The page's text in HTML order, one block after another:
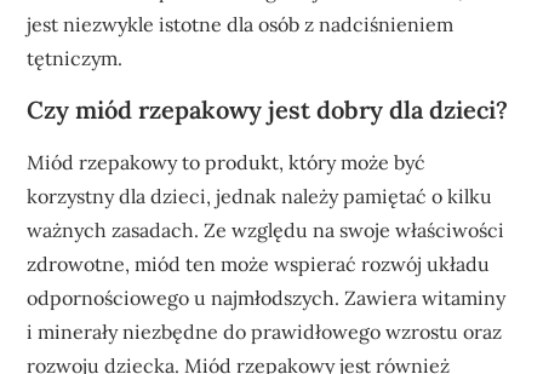
jest niezwykle istotne dla osób z nadciśnieniem
tętniczym.
Czy miód rzepakowy jest dobry dla dzieci?
Miód rzepakowy to produkt, który może być
korzystny dla dzieci, jednak należy pamiętać o kilku
ważnych zasadach. Ze względu na swoje właściwości
zdrowotne, miód ten może wspierać rozwój układu
odpornościowego u najmłodszych. Zawiera witaminy
i minerały niezbędne do prawidłowego wzrostu oraz
rozwoju dziecka. Miód rzepakowy jest również